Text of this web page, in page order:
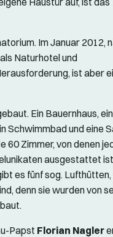
Im Januar 2012,
Naturhotel und
ist aber
Ein Bauernhaus,
Schwimmbad und eine
60 Zimmer, von denen
ausgestattet
es fünf sog. Lufthütten,
denn sie wurden von
Papst Florian Nagler